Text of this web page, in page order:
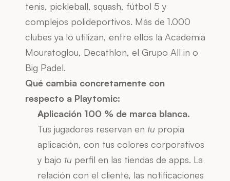
tenis, pickleball, squash, fútbol 5 y
complejos polideportivos. Más de 1.000
clubes ya lo utilizan, entre ellos la Academia
Mouratoglou, Decathlon, el Grupo All in o
Big Padel.
Qué cambia concretamente con
respecto a Playtomic:
Aplicación 100 % de marca blanca.
Tus jugadores reservan en tu propia
aplicación, con tus colores corporativos
y bajo tu perfil en las tiendas de apps. La
relación con el cliente, las notificaciones